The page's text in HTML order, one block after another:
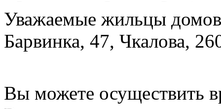
Уважаемые жильцы
Барвинка, 47, Чкалова,
Вы можете осуществить